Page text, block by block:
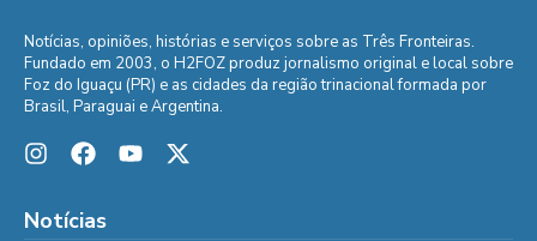
Notícias, opiniões, histórias e serviços sobre as Três Fronteiras.
Fundado em 2003, o H2FOZ produz jornalismo original e local sobre
Foz do Iguaçu (PR) e as cidades da região trinacional formada por
Brasil, Paraguai e Argentina.
Notícias